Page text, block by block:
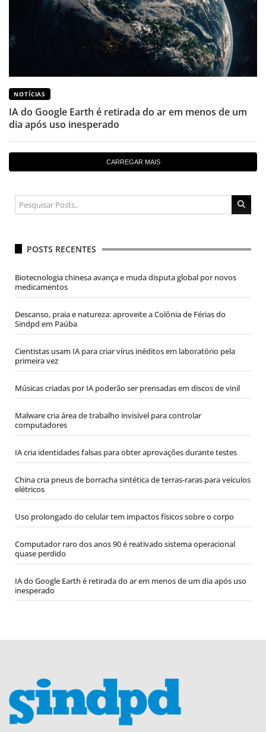
NOTÍCIAS
IA do Google Earth é retirada do ar em menos de um
dia após uso inesperado
CARREGAR MAIS
POSTS RECENTES
Biotecnologia chinesa avança e muda disputa global por novos
medicamentos
Descanso, praia e natureza: aproveite a Colônia de Férias do
Sindpd em Paúba
Cientistas usam IA para criar vírus inéditos em laboratório pela
primeira vez
Músicas criadas por IA poderão ser prensadas em discos de vinil
Malware cria área de trabalho invisível para controlar
computadores
IA cria identidades falsas para obter aprovações durante testes
China cria pneus de borracha sintética de terras-raras para veículos
elétricos
Uso prolongado do celular tem impactos físicos sobre o corpo
Computador raro dos anos 90 é reativado sistema operacional
quase perdido
IA do Google Earth é retirada do ar em menos de um dia após uso
inesperado